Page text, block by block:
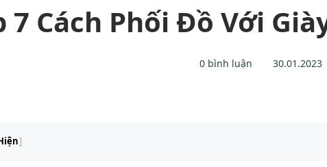
7 Cách Phối Đồ Với
0 bình luận 30.01.2023
]